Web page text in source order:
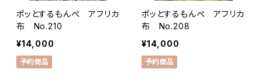
ポッとするもんぺ アフリカ
布 No.210
¥14,000
予約商品
ポッとするもんぺ アフリカ
布 No.208
¥14,000
予約商品